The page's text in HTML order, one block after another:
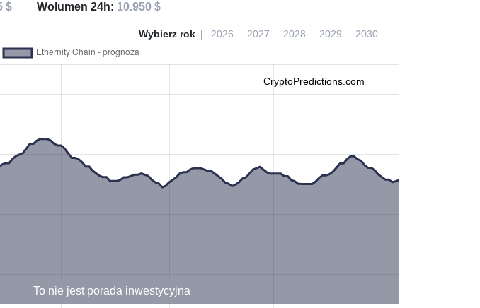
$ Wolumen 24h: 10.950 $
Wybierz rok 2026 2027 2028 2029 2030
CryptoPredictions.com
To nie jest porada inwestycyjna